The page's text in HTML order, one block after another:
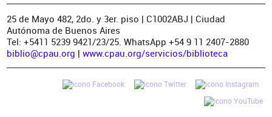
25 de Mayo 482, 2do. y 3er. piso | C1002ABJ | Ciudad
Autónoma de Buenos Aires
Tel: +5411 5239 9421/23/25. WhatsApp +54 9 11 2407-2880
biblio@cpau.org | www.cpau.org/servicios/biblioteca